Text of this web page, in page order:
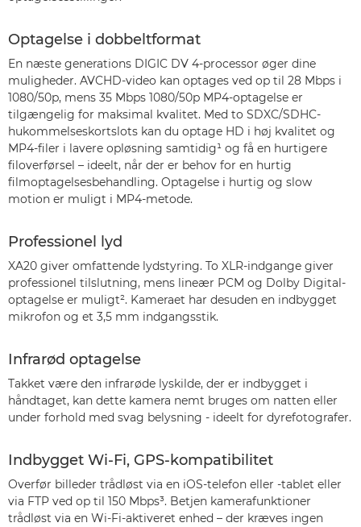
Optagelse i dobbeltformat
En næste generations DIGIC DV 4-processor øger dine
muligheder. AVCHD-video kan optages ved op til 28 Mbps i
1080/50p, mens 35 Mbps 1080/50p MP4-optagelse er
tilgængelig for maksimal kvalitet. Med to SDXC/SDHC-
hukommelseskortslots kan du optage HD i høj kvalitet og
MP4-filer i lavere opløsning samtidig¹ og få en hurtigere
filoverførsel – ideelt, når der er behov for en hurtig
filmoptagelsesbehandling. Optagelse i hurtig og slow
motion er muligt i MP4-metode.
Professionel lyd
XA20 giver omfattende lydstyring. To XLR-indgange giver
professionel tilslutning, mens lineær PCM og Dolby Digital-
optagelse er muligt². Kameraet har desuden en indbygget
mikrofon og et 3,5 mm indgangsstik.
Infrarød optagelse
Takket være den infrarøde lyskilde, der er indbygget i
håndtaget, kan dette kamera nemt bruges om natten eller
under forhold med svag belysning - ideelt for dyrefotografer.
Indbygget Wi-Fi, GPS-kompatibilitet
Overfør billeder trådløst via en iOS-telefon eller -tablet eller
via FTP ved op til 150 Mbps³. Betjen kamerafunktioner
trådløst via en Wi-Fi-aktiveret enhed – der kræves ingen